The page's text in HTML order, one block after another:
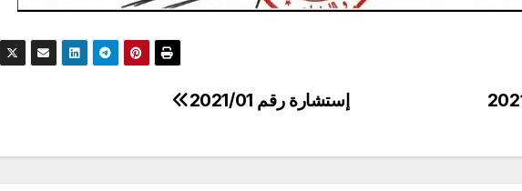
إستشارة رقم 2021/01